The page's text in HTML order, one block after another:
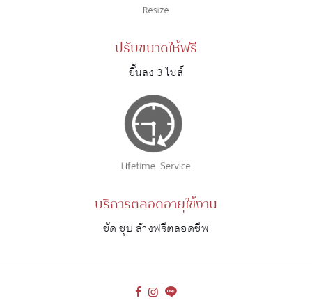
ปรับขนาดให้ฟรี
ขึ้นลง 3 ไซส์
บริการตลอดอายุใช้งาน
ขัด ชุบ ล้างฟรีตลอดชีพ